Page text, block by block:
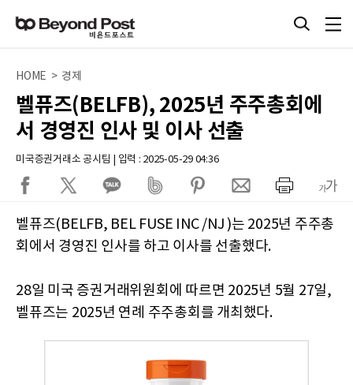
HOME > 경제
벨퓨즈(BELFB), 2025년 주주총회에
서 경영진 인사 및 이사 선출
미국증권거래소 공시팀 | 입력 : 2025-05-29 04:36
벨퓨즈(BELFB, BEL FUSE INC /NJ )는 2025년 주주총
회에서 경영진 인사를 하고 이사를 선출했다.
28일 미국 증권거래위원회에 따르면 2025년 5월 27일,
벨퓨즈는 2025년 연례 주주총회를 개최했다.